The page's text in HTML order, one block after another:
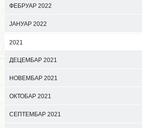
ФЕБРУАР 2022
ЈАНУАР 2022
2021
ДЕЦЕМБАР 2021
НОВЕМБАР 2021
ОКТОБАР 2021
СЕПТЕМБАР 2021